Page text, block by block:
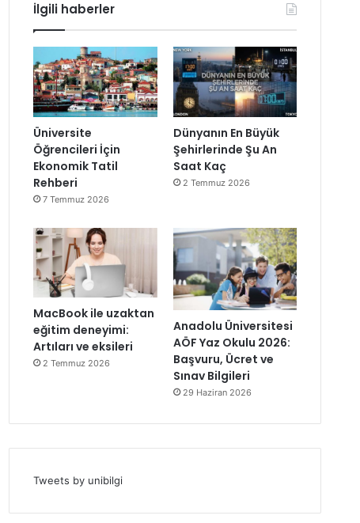
İlgili haberler
Üniversite
Öğrencileri İçin
Ekonomik Tatil
Rehberi
7 Temmuz 2026
Dünyanın En Büyük
Şehirlerinde Şu An
Saat Kaç
2 Temmuz 2026
MacBook ile uzaktan
eğitim deneyimi:
Artıları ve eksileri
2 Temmuz 2026
Anadolu Üniversitesi
AÖF Yaz Okulu 2026:
Başvuru, Ücret ve
Sınav Bilgileri
29 Haziran 2026
Tweets by unibilgi